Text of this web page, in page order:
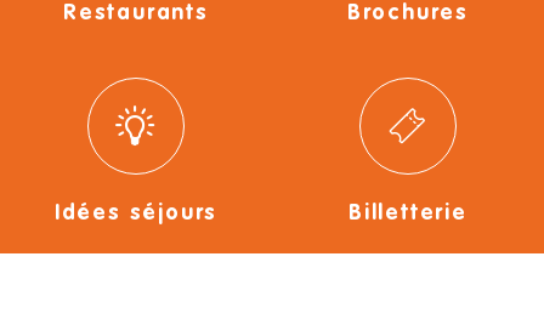
Restaurants Brochures
Idées séjours Billetterie